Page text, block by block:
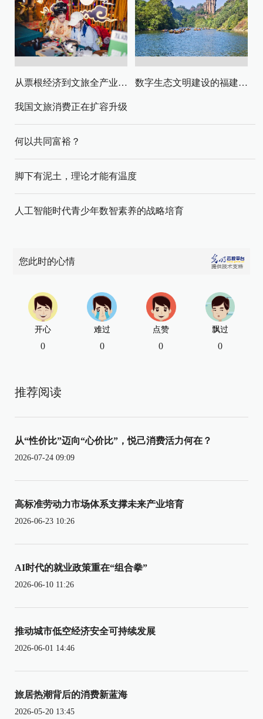
从票根经济到文旅全产业链升级 数字生态文明建设的福建路径与启示
我国文旅消费正在扩容升级
何以共同富裕？
脚下有泥土，理论才能有温度
人工智能时代青少年数智素养的战略培育
您此时的心情
开心
0
难过
0
点赞
0
飘过
0
推荐阅读
从“性价比”迈向“心价比”，悦己消费活力何在？
2026-07-24 09:09
高标准劳动力市场体系支撑未来产业培育
2026-06-23 10:26
AI时代的就业政策重在“组合拳”
2026-06-10 11:26
推动城市低空经济安全可持续发展
2026-06-01 14:46
旅居热潮背后的消费新蓝海
2026-05-20 13:45